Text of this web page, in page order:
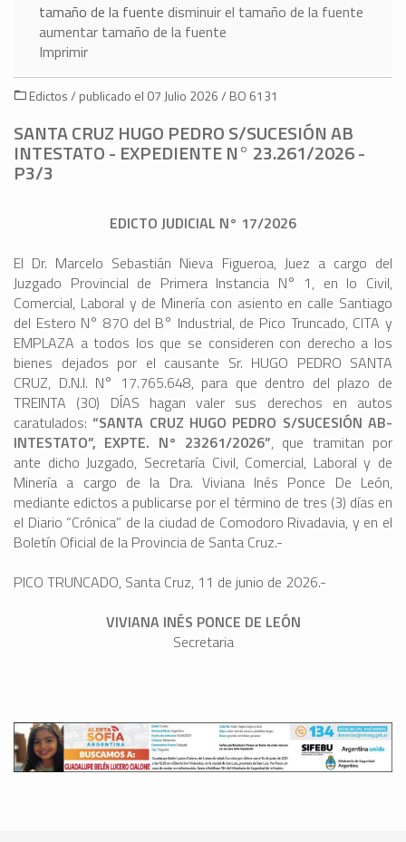
tamaño de la fuente disminuir el tamaño de la fuente
aumentar tamaño de la fuente
Imprimir
Edictos / publicado el 07 Julio 2026 / BO 6131
SANTA CRUZ HUGO PEDRO S/SUCESIÓN AB
INTESTATO - EXPEDIENTE N° 23.261/2026 -
P3/3
EDICTO JUDICIAL N° 17/2026
El Dr. Marcelo Sebastián Nieva Figueroa, Juez a cargo del
Juzgado Provincial de Primera Instancia N° 1, en lo Civil,
Comercial, Laboral y de Minería con asiento en calle Santiago
del Estero N° 870 del B° Industrial, de Pico Truncado, CITA y
EMPLAZA a todos los que se consideren con derecho a los
bienes dejados por el causante Sr. HUGO PEDRO SANTA
CRUZ, D.N.I. N° 17.765.648, para que dentro del plazo de
TREINTA (30) DÍAS hagan valer sus derechos en autos
caratulados:“SANTA CRUZ HUGO PEDRO S/SUCESIÓN AB-
INTESTATO”, EXPTE. N° 23261/2026”, que tramitan por
ante dicho Juzgado, Secretaría Civil, Comercial, Laboral y de
Minería a cargo de la Dra. Viviana Inés Ponce De León,
mediante edictos a publicarse por el término de tres (3) días en
el Diario “Crónica” de la ciudad de Comodoro Rivadavia, y en el
Boletín Oficial de la Provincia de Santa Cruz.-
PICO TRUNCADO, Santa Cruz, 11 de junio de 2026.-
VIVIANA INÉS PONCE DE LEÓN
Secretaria